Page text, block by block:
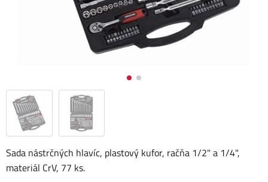
Sada nástrčných hlavíc, plastový kufor, račňa 1/2" a 1/4",
materiál CrV, 77 ks.